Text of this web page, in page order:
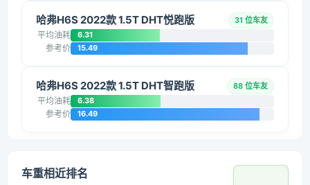
哈弗H6S 2022款 1.5T DHT悦跑版 31 位车友
平均油耗 6.31
参考价 15.49
哈弗H6S 2022款 1.5T DHT智跑版 88 位车友
平均油耗 6.38
参考价 16.49
车重相近排名